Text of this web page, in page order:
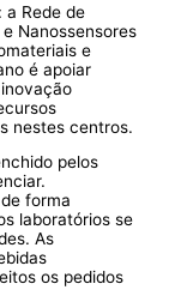
a Rede de
Nanossensores
e
é apoiar
nestes centros.
pelos
forma
laboratórios se
As
os pedidos